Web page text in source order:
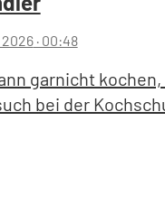
2026· 00:48
garnicht
bei der